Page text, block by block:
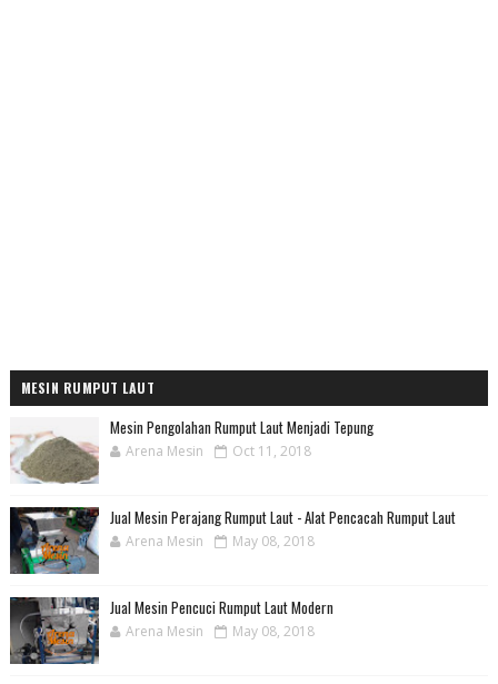
MESIN RUMPUT LAUT
Mesin Pengolahan Rumput Laut Menjadi Tepung
Arena Mesin Oct 11, 2018
Jual Mesin Perajang Rumput Laut - Alat Pencacah Rumput Laut
Arena Mesin May 08, 2018
Jual Mesin Pencuci Rumput Laut Modern
Arena Mesin May 08, 2018